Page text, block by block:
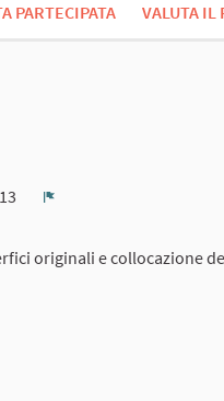
PARTECIPATA VALUTA IL
originali e collocazione